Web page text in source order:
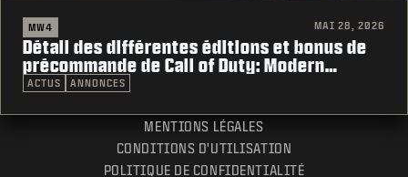
MW4 MAI 28, 2026
Détail des différentes éditions et bonus de
précommande de Call of Duty: Modern
Warfare 4
ACTUS ANNONCES
MENTIONS LÉGALES
CONDITIONS D'UTILISATION
POLITIQUE DE CONFIDENTIALITÉ